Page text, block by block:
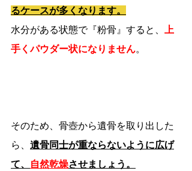
るケースが多くなります。
水分がある状態で『粉骨』すると、
上
手くパウダー状になりません。
そのため、骨壺から遺骨を取り出した
ら、 遺骨同士が重ならないように広げ
て、
自然乾燥させましょう。